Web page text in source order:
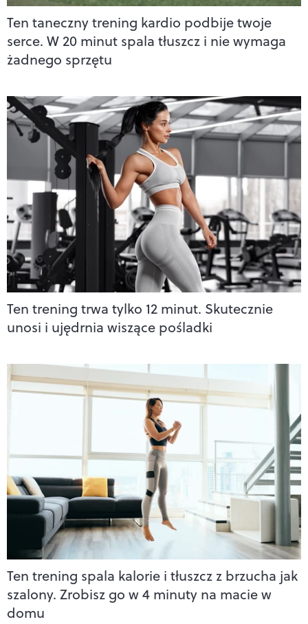
Ten taneczny trening kardio podbije twoje
serce. W 20 minut spala tłuszcz i nie wymaga
żadnego sprzętu
Ten trening trwa tylko 12 minut. Skutecznie
unosi i ujędrnia wiszące pośladki
Ten trening spala kalorie i tłuszcz z brzucha jak
szalony. Zrobisz go w 4 minuty na macie w
domu